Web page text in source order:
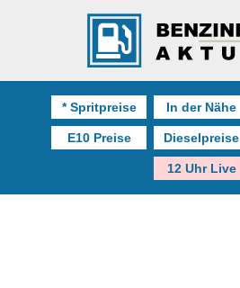
* Spritpreise In der Nähe
E10 Preise Dieselpreise
12 Uhr Live